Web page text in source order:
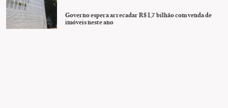
Governo espera arrecadar R$ 1,7 bilhão com venda de
imóveis neste ano